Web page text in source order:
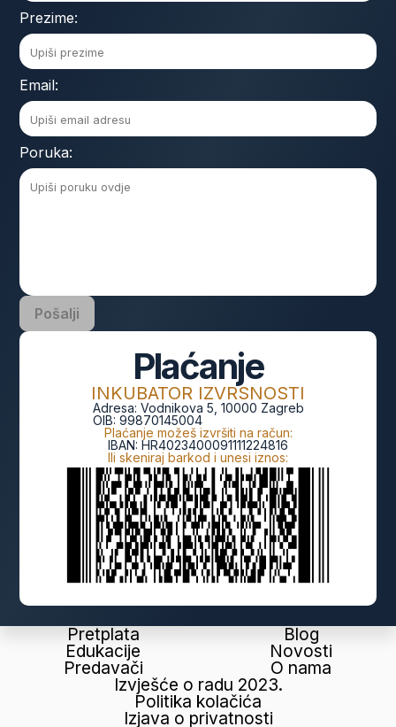
Prezime:
Email:
Poruka:
Pošalji
Plaćanje
INKUBATOR IZVRSNOSTI
Adresa: Vodnikova 5, 10000 Zagreb
OIB: 99870145004
Plaćanje možeš izvršiti na račun:
IBAN: HR4023400091111224816
Ili skeniraj barkod i unesi iznos:
Pretplata
Edukacije
Predavači
Blog
Novosti
O nama
Izvješće o radu 2023.
Politika kolačića
Izjava o privatnosti